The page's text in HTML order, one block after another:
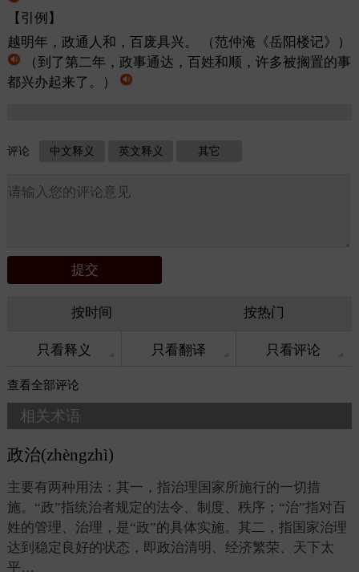
【引例】
越明年，政通人和，百废具兴。
（范仲淹《岳阳楼记》）
（到了第二年，政事通达，百姓和顺，许多被搁置的事
都兴办起来了。）
评论 中文释义 英文释义 其它
按时间 按热门
只看释义 只看翻译 只看评论
查看全部评论
相关术语
政治(zhèngzhì)
主要有两种用法：其一，指治理国家所施行的一切措
施。“政”指统治者规定的法令、制度、秩序；“治”指对百
姓的管理、治理，是“政”的具体实施。其二，指国家治理
达到稳定良好的状态，即政治清明、经济繁荣、天下太
平…